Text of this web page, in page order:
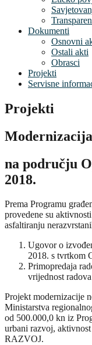
Dokumenti
Osnovni
Ostali akti
Obrasci
Projekti
Servisne
Projekti
na području
2018.
Prema Programu
provedene su
asfaltiranju
Ugovor o
2018. s tvrtkom
Primopredaja
vrijednost
Projekt modernizacije
Ministarstva
od 500.000,0 kn iz
urbani razvoj,
RAZVOJ.